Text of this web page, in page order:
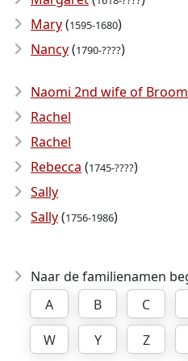
Mary(1595-1680)
Nancy(1790-????)
Naomi 2nd wife of Broom
Rachel
Rachel
Rebecca (1745-????)
Sally
Sally(1756-1986)
Naar de familienamen
A
B C
W
Y Z